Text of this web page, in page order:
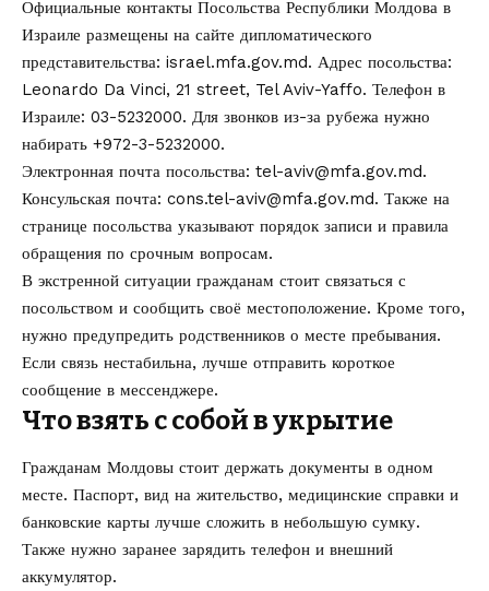
Официальные контакты Посольства Республики Молдова в
Израиле размещены на сайте дипломатического
представительства: israel.mfa.gov.md. Адрес посольства:
Leonardo Da Vinci, 21 street, Tel Aviv-Yaffo. Телефон в
Израиле: 03-5232000. Для звонков из-за рубежа нужно
набирать +972-3-5232000.
Электронная почта посольства: tel-aviv@mfa.gov.md.
Консульская почта: cons.tel-aviv@mfa.gov.md. Также на
странице посольства указывают порядок записи и правила
обращения по срочным вопросам.
В экстренной ситуации гражданам стоит связаться с
посольством и сообщить своё местоположение. Кроме того,
нужно предупредить родственников о месте пребывания.
Если связь нестабильна, лучше отправить короткое
сообщение в мессенджере.
Что взять с собой в укрытие
Гражданам Молдовы стоит держать документы в одном
месте. Паспорт, вид на жительство, медицинские справки и
банковские карты лучше сложить в небольшую сумку.
Также нужно заранее зарядить телефон и внешний
аккумулятор.